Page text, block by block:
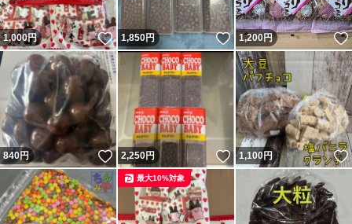
1,000円 いいね！
1,850円 いいね！
1,200円
840円 いいね！
2,250円 いいね！
1,100円
最大10%対象